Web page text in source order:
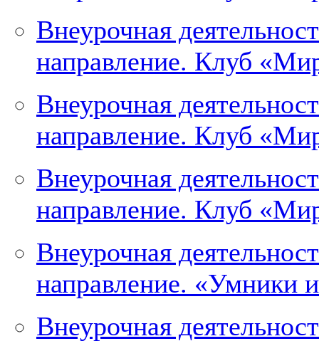
Внеурочная
направление. Клуб
Внеурочная
направление. Клуб
Внеурочная
направление. Клуб
Внеурочная
направление. «Умники
Внеурочная